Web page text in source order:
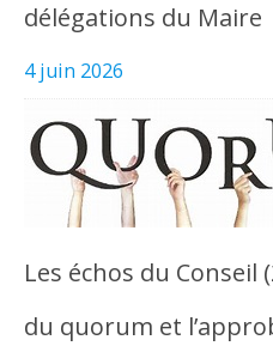
délégations du Maire
4 juin 2026
Les échos du Conseil
du quorum et